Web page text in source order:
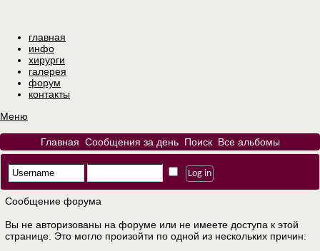
главная
инфо
хирурги
галерея
форум
контакты
Меню
Главная Сообщения за день Поиск Все альбомы
Сообщение форума
Вы не авторизованы на форуме или не имеете доступа к этой
странице. Это могло произойти по одной из нескольких причин: